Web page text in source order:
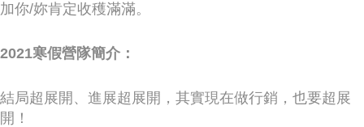
加你/妳肯定收穫滿滿。
2021寒假營隊簡介：
結局超展開、進展超展開，其實現在做行銷，也要超展
開！
黃麗萍：媒體代理商有幫客戶升級的責任！
牛恆泰：媒體產業蛻變關鍵期，數位轉型該怎麼